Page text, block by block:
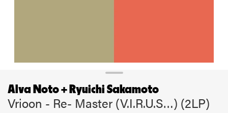
Alva Noto + Ryuichi Sakamoto
Vrioon - Re- Master (V.I.R.U.S…) (2LP)